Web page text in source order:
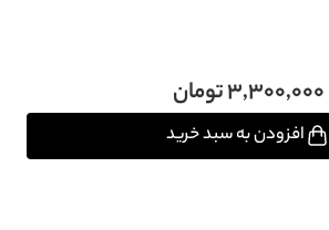
افزودن به سبد خرید
۳,۳۰۰,۰۰۰تومان